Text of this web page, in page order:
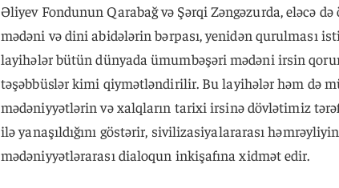
Əliyev Fondunun Qarabağ və Şərqi Zəngəzurda, eləcə
mədəni və dini abidələrin bərpası, yenidən qurulması
layihələr bütün dünyada ümumbəşəri mədəni irsin
təşəbbüslər kimi qiymətləndirilir. Bu layihələr həm də
mədəniyyətlərin və xalqların tarixi irsinə dövlətimiz
ilə yanaşıldığını göstərir, sivilizasiyalararası
mədəniyyətlərarası dialoqun inkişafına xidmət edir.